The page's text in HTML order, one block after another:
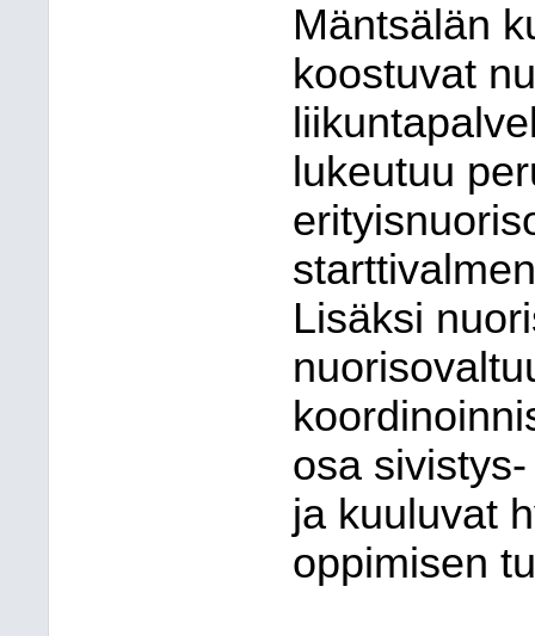
Mäntsälän
koostuvat
lukeutuu
Lisäksi
osa
ja kuuluvat
oppimisen